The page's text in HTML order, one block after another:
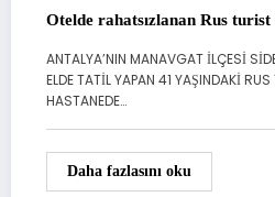
Otelde rahatsızlanan Rus turist
ANTALYA’NIN MANAVGAT İLÇESİ
ELDE TATİL YAPAN 41 YAŞINDAKİ
HASTANEDE…
Daha fazlasını oku